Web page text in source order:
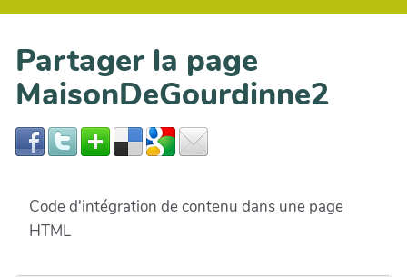
Partager la page
MaisonDeGourdinne2
Code d'intégration de contenu dans une page
HTML